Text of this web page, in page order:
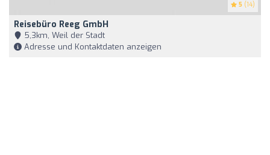
5 (14)
Reisebüro Reeg GmbH
5,3km, Weil der Stadt
Adresse und Kontaktdaten anzeigen